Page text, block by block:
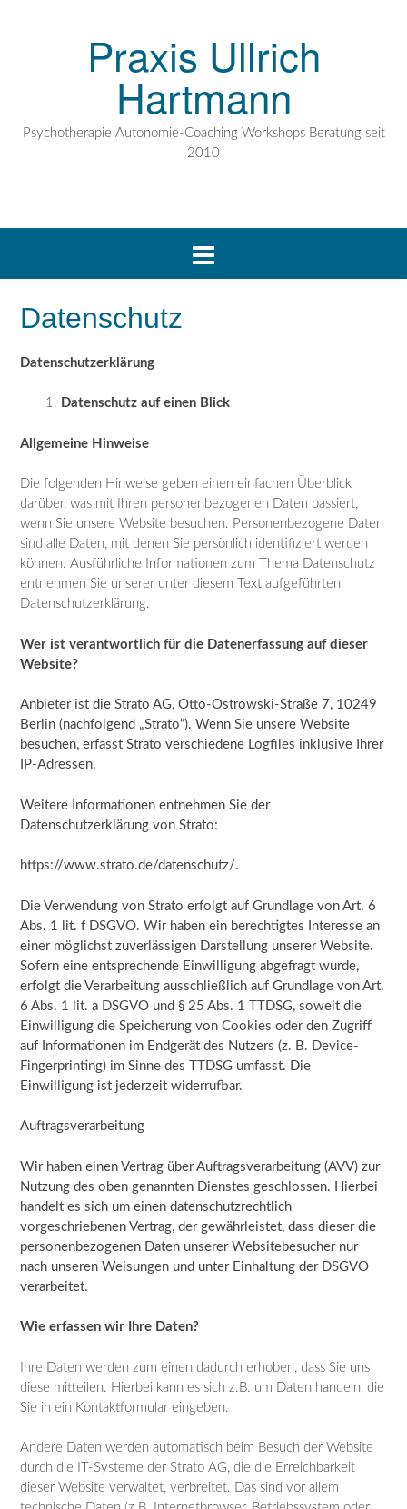
Praxis Ullrich
Hartmann
Psychotherapie Autonomie-Coaching Workshops Beratung seit
2010
Datenschutz
Datenschutzerklärung
Datenschutz auf einen Blick
Allgemeine Hinweise
Die folgenden Hinweise geben einen einfachen Überblick
darüber, was mit Ihren personenbezogenen Daten passiert,
wenn Sie unsere Website besuchen. Personenbezogene Daten
sind alle Daten, mit denen Sie persönlich identifiziert werden
können. Ausführliche Informationen zum Thema Datenschutz
entnehmen Sie unserer unter diesem Text aufgeführten
Datenschutzerklärung.
Wer ist verantwortlich für die Datenerfassung auf dieser
Website?
Anbieter ist die Strato AG, Otto-Ostrowski-Straße 7, 10249
Berlin (nachfolgend „Strato“). Wenn Sie unsere Website
besuchen, erfasst Strato verschiedene Logfiles inklusive Ihrer
IP-Adressen.
Weitere Informationen entnehmen Sie der
Datenschutzerklärung von Strato:
https://www.strato.de/datenschutz/.
Die Verwendung von Strato erfolgt auf Grundlage von Art. 6
Abs. 1 lit. f DSGVO. Wir haben ein berechtigtes Interesse an
einer möglichst zuverlässigen Darstellung unserer Website.
Sofern eine entsprechende Einwilligung abgefragt wurde,
erfolgt die Verarbeitung ausschließlich auf Grundlage von Art.
6 Abs. 1 lit. a DSGVO und § 25 Abs. 1 TTDSG, soweit die
Einwilligung die Speicherung von Cookies oder den Zugriff
auf Informationen im Endgerät des Nutzers (z. B. Device-
Fingerprinting) im Sinne des TTDSG umfasst. Die
Einwilligung ist jederzeit widerrufbar.
Auftragsverarbeitung
Wir haben einen Vertrag über Auftragsverarbeitung (AVV) zur
Nutzung des oben genannten Dienstes geschlossen. Hierbei
handelt es sich um einen datenschutzrechtlich
vorgeschriebenen Vertrag, der gewährleistet, dass dieser die
personenbezogenen Daten unserer Websitebesucher nur
nach unseren Weisungen und unter Einhaltung der DSGVO
verarbeitet.
Wie erfassen wir Ihre Daten?
Ihre Daten werden zum einen dadurch erhoben, dass Sie uns
diese mitteilen. Hierbei kann es sich z.B. um Daten handeln, die
Sie in ein Kontaktformular eingeben.
Andere Daten werden automatisch beim Besuch der Website
durch die IT-Systeme der Strato AG, die die Erreichbarkeit
dieser Website verwaltet, verbreitet. Das sind vor allem